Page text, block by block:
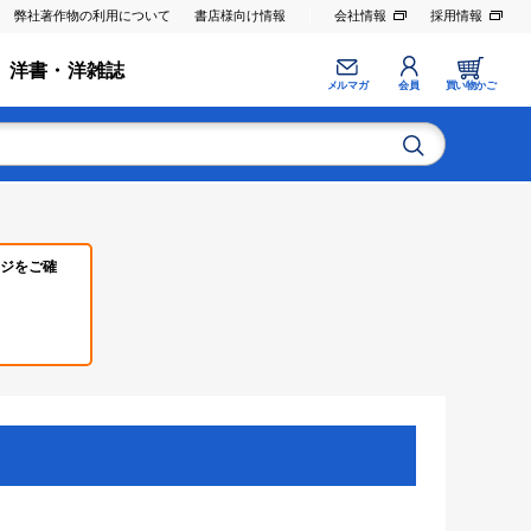
弊社著作物の利用について 書店様向け情報 会社情報 採用情報
洋書・洋雑誌
メルマガ 会員 買い物かご
をご確